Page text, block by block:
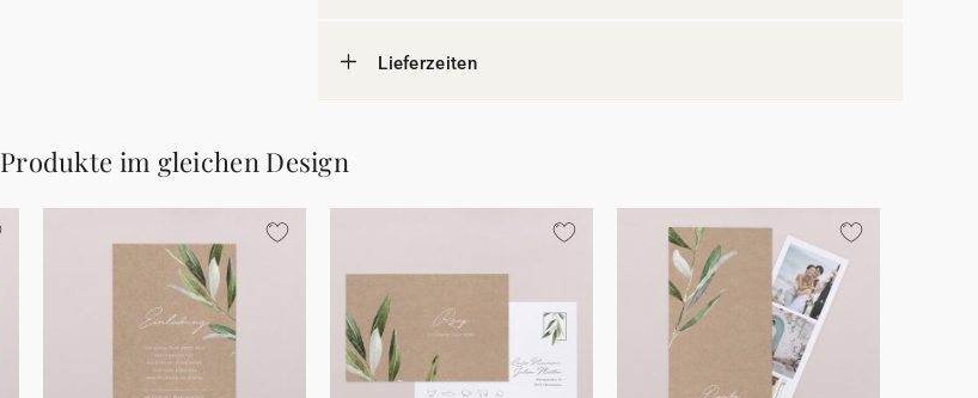
Lieferzeiten
Produkte im gleichen Design